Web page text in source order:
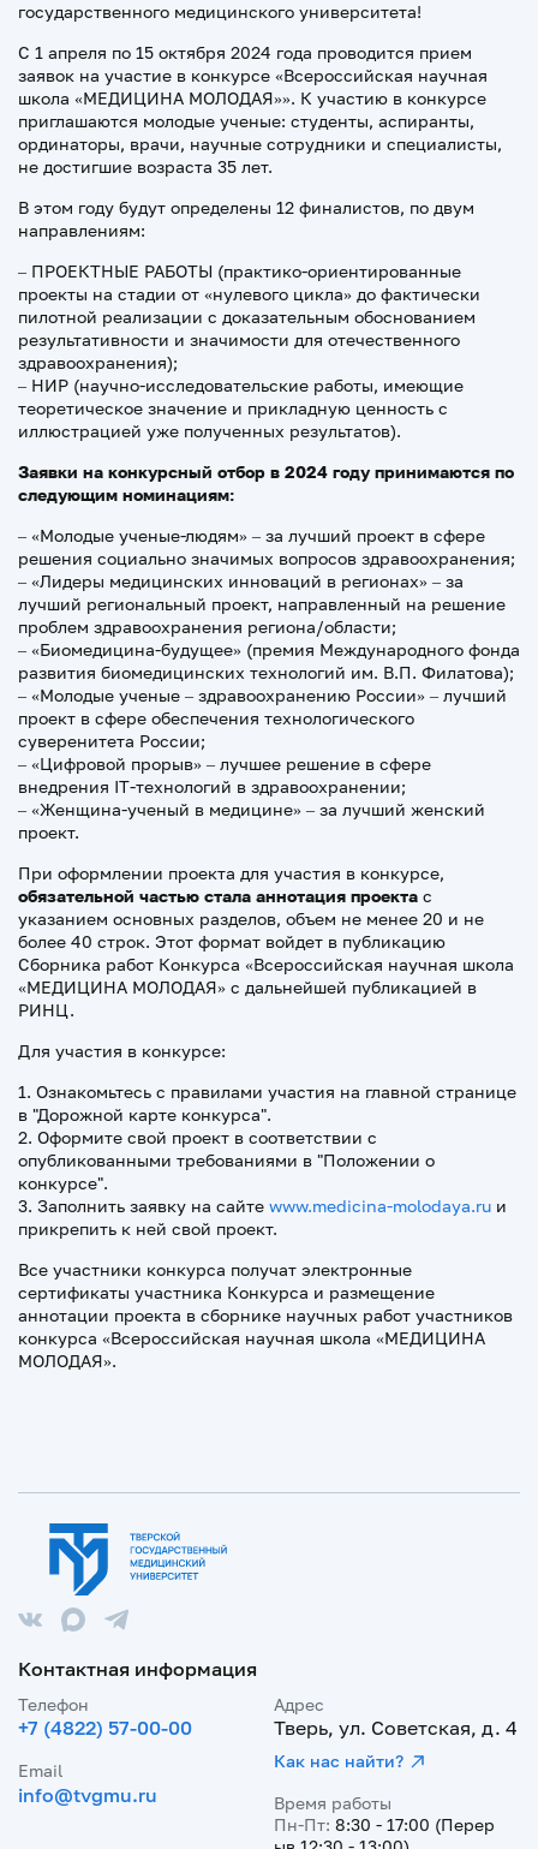
государственного медицинского университета!
С 1 апреля по 15 октября 2024 года проводится прием
заявок на участие в конкурсе «Всероссийская научная
школа «МЕДИЦИНА МОЛОДАЯ»». К участию в конкурсе
приглашаются молодые ученые: студенты, аспиранты,
ординаторы, врачи, научные сотрудники и специалисты,
не достигшие возраста 35 лет.
В этом году будут определены 12 финалистов, по двум
направлениям:
– ПРОЕКТНЫЕ РАБОТЫ (практико-ориентированные
проекты на стадии от «нулевого цикла» до фактически
пилотной реализации с доказательным обоснованием
результативности и значимости для отечественного
здравоохранения);
– НИР (научно-исследовательские работы, имеющие
теоретическое значение и прикладную ценность с
иллюстрацией уже полученных результатов).
Заявки на конкурсный отбор в 2024 году принимаются по
следующим номинациям:
– «Молодые ученые-людям» – за лучший проект в сфере
решения социально значимых вопросов здравоохранения;
– «Лидеры медицинских инноваций в регионах» – за
лучший региональный проект, направленный на решение
проблем здравоохранения региона/области;
– «Биомедицина-будущее» (премия Международного фонда
развития биомедицинских технологий им. В.П. Филатова);
– «Молодые ученые – здравоохранению России» – лучший
проект в сфере обеспечения технологического
суверенитета России;
– «Цифровой прорыв» – лучшее решение в сфере
внедрения IT-технологий в здравоохранении;
– «Женщина-ученый в медицине» – за лучший женский
проект.
При оформлении проекта для участия в конкурсе,
обязательной частью стала аннотация проекта с
указанием основных разделов, объем не менее 20 и не
более 40 строк. Этот формат войдет в публикацию
Сборника работ Конкурса «Всероссийская научная школа
«МЕДИЦИНА МОЛОДАЯ» с дальнейшей публикацией в
РИНЦ.
Для участия в конкурсе:
1. Ознакомьтесь с правилами участия на главной странице
в "Дорожной карте конкурса".
2. Оформите свой проект в соответствии с
опубликованными требованиями в "Положении о
конкурсе".
3. Заполнить заявку на сайте www.medicina-molodaya.ru и
прикрепить к ней свой проект.
Все участники конкурса получат электронные
сертификаты участника Конкурса и размещение
аннотации проекта в сборнике научных работ участников
конкурса «Всероссийская научная школа «МЕДИЦИНА
МОЛОДАЯ».
Контактная информация
Телефон
+7 (4822) 57-00-00
Email
info@tvgmu.ru
Адрес
Тверь, ул. Советская, д. 4
Как нас найти?
Время работы
Пн-Пт: 8:30 - 17:00 (Перер